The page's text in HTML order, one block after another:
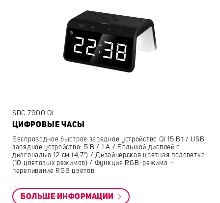
SDC 7900 QI
ЦИФРОВЫЕ ЧАСЫ
Беспроводное быстрое зарядное устройство Qi 15 Вт / USB
зарядное устройство: 5 В / 1 А / Большой дисплей с
диагональю 12 см (4,7") / Дизайнерская цветная подсветка
(10 цветовых режимов) / Функция RGB-режима –
переливание RGB цветов
БОЛЬШЕ ИНФОРМАЦИИ